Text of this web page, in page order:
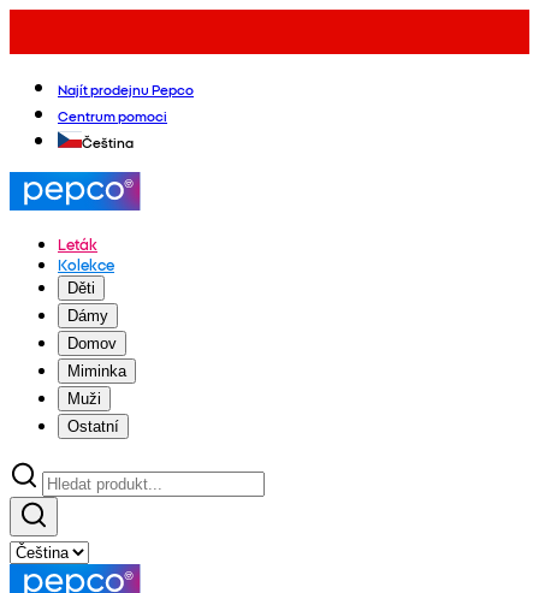
Najít prodejnu Pepco
Centrum pomoci
Čeština
Leták
Kolekce
Děti
Dámy
Domov
Miminka
Muži
Ostatní